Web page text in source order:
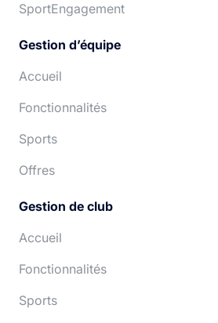
SportEngagement
Gestion d’équipe
Accueil
Fonctionnalités
Sports
Offres
Gestion de club
Accueil
Fonctionnalités
Sports